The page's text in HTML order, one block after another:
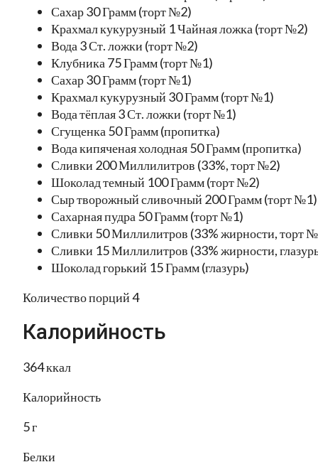
Сахар 30 Грамм (торт №2)
Крахмал кукурузный 1 Чайная ложка (торт №2)
Вода 3 Ст. ложки (торт №2)
Клубника 75 Грамм (торт №1)
Сахар 30 Грамм (торт №1)
Крахмал кукурузный 30 Грамм (торт №1)
Вода тёплая 3 Ст. ложки (торт №1)
Сгущенка 50 Грамм (пропитка)
Вода кипяченая холодная 50 Грамм (пропитка)
Сливки 200 Миллилитров (33%, торт №2)
Шоколад темный 100 Грамм (торт №2)
Сыр творожный сливочный 200 Грамм (торт №1)
Сахарная пудра 50 Грамм (торт №1)
Сливки 50 Миллилитров (33% жирности, торт
Сливки 15 Миллилитров (33% жирности,
Шоколад горький 15 Грамм (глазурь)
Количество порций 4
Калорийность
364 ккал
Калорийность
5 г
Белки